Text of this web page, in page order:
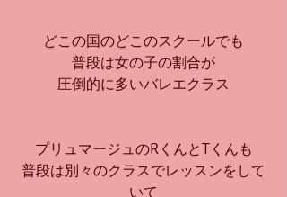
どこの国のどこのスクールでも
普段は女の子の割合が
圧倒的に多いバレエクラス
プリュマージュのRくんとTくんも
普段は別々のクラスでレッスンをして
いて